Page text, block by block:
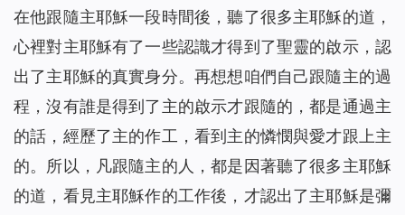
在他跟隨主耶穌一段時間後，聽了很多主耶穌的道，
心裡對主耶穌有了一些認識才得到了聖靈的啟示，認
出了主耶穌的真實身分。再想想咱們自己跟隨主的過
程，沒有誰是得到了主的啟示才跟隨的，都是通過主
的話，經歷了主的作工，看到主的憐憫與愛才跟上主
的。所以，凡跟隨主的人，都是因著聽了很多主耶穌
的道，看見主耶穌作的工作後，才認出了主耶穌是彌